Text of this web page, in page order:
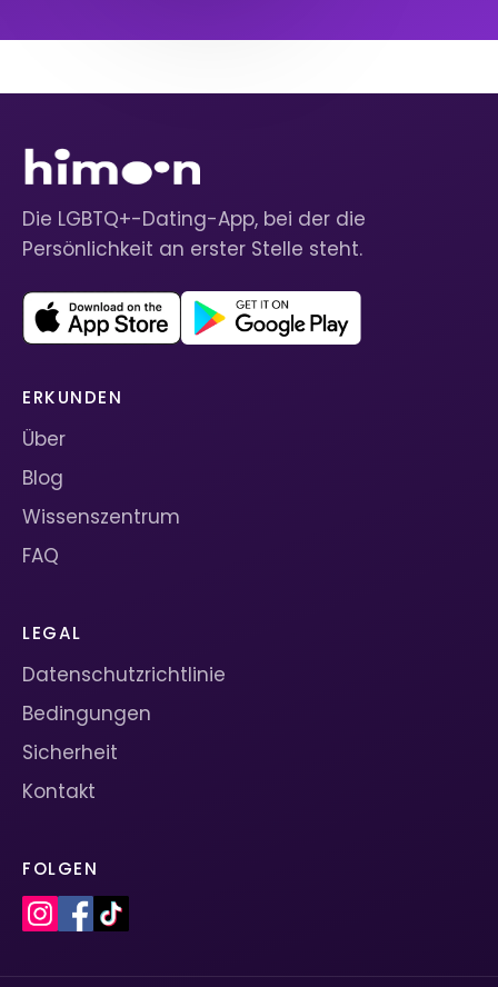
Die LGBTQ+-Dating-App, bei der die
Persönlichkeit an erster Stelle steht.
ERKUNDEN
Über
Blog
Wissenszentrum
FAQ
LEGAL
Datenschutzrichtlinie
Bedingungen
Sicherheit
Kontakt
FOLGEN